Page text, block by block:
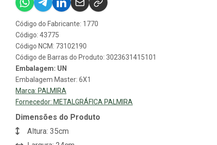
Código do Fabricante: 1770
Código: 43775
Código NCM: 73102190
Código de Barras do Produto: 3023631415101
Embalagem: UN
Embalagem Master: 6X1
Marca: PALMIRA
Fornecedor: METALGRÁFICA PALMIRA
Dimensões do Produto
Altura: 35cm